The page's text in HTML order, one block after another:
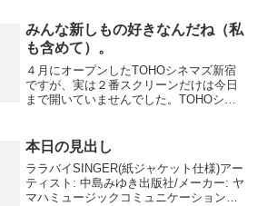
みんな新しもの好きなんだね（私
も含めて）。
４月にオープンしたTOHOシネマズ新宿
ですが、実は２番スクリーンだけは今日
まで開いていませんでした。TOHOシネ
リーンにて準備が進められており、本日
満を持しての完全オ...
本日の見出し
ララバイSINGER(紙ジャケット仕様)アー
ティスト: 中島みゆき出版社/メーカー: ヤ
マハミュージックコミュニケーションズ